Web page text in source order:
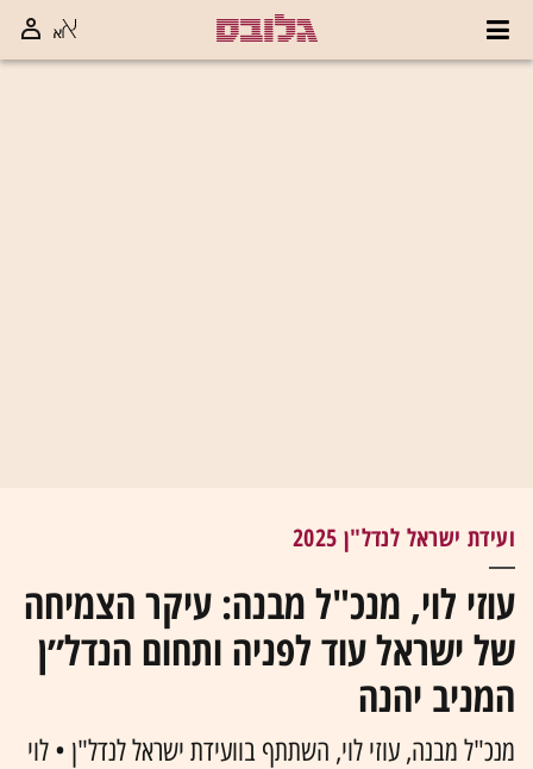
ועידת ישראל לנדל"ן 2025
עוזי לוי, מנכ"ל מבנה: עיקר הצמיחה
של ישראל עוד לפניה ותחום הנדל״ן
המניב יהנה
מנכ"ל מבנה, עוזי לוי, השתתף בוועידת ישראל לנדל"ן • לוי